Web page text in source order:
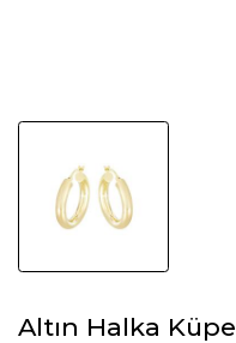
Altın Halka Küpe